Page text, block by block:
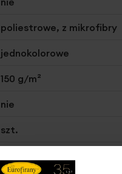
poliestrowe, z mikrofibry
jednokolorowe
150 g/m²
nie
szt.